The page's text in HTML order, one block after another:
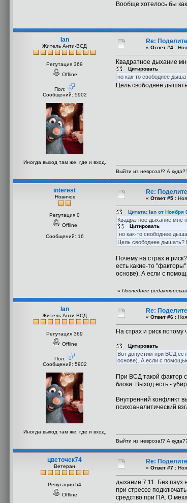
Вообще хотелось бы
Ian
Житель Анти-ВСД
Репутация 369
Offline
Пол:
Сообщений: 5902
Иногда выход там же, где и вход.
Re:
« Ответ #4 :
Квадратное дыхание
Цитировать
но как-то свободнее
Цель свободнее
Выйти из невроза!? А
interest
Новичок
Репутация 0
Offline
Сообщений: 16
Re:
« Ответ #5 :
Цитата: Ian от Ноября
Квадратное дыхание мне
Цитировать
но как-то свободнее
Цель свободнее дышать?
Почему на страх и
есть какие-то
основе). А если с
« Последнее
Ian
Житель Анти-ВСД
Репутация 369
Offline
Пол:
Сообщений: 5902
Иногда выход там же, где и вход.
Re:
« Ответ #6 :
На страх и риск потому
Цитировать
Вот допустим при ВСД
основе). А если с
При ВСД такой фактор
блоки. Выход есть -
Внутренний конфликт
психоаналитический
Выйти из невроза!? А
цветочек74
Ветеран
Репутация 54
Offline
Re:
« Ответ #7 :
дыхание 7:11. Без пауз
при стрессе
средство при ПА. О